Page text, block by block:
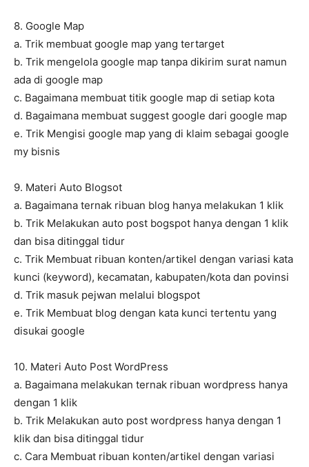
8. Google Map
a. Trik membuat google map yang tertarget
b. Trik mengelola google map tanpa dikirim surat namun
ada di google map
c. Bagaimana membuat titik google map di setiap kota
d. Bagaimana membuat suggest google dari google map
e. Trik Mengisi google map yang di klaim sebagai google
my bisnis
9. Materi Auto Blogsot
a. Bagaimana ternak ribuan blog hanya melakukan 1 klik
b. Trik Melakukan auto post bogspot hanya dengan 1 klik
dan bisa ditinggal tidur
c. Trik Membuat ribuan konten/artikel dengan variasi kata
kunci (keyword), kecamatan, kabupaten/kota dan povinsi
d. Trik masuk pejwan melalui blogspot
e. Trik Membuat blog dengan kata kunci tertentu yang
disukai google
10. Materi Auto Post WordPress
a. Bagaimana melakukan ternak ribuan wordpress hanya
dengan 1 klik
b. Trik Melakukan auto post wordpress hanya dengan 1
klik dan bisa ditinggal tidur
c. Cara Membuat ribuan konten/artikel dengan variasi